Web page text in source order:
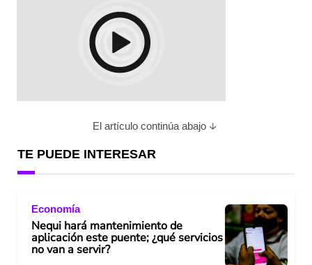
El artículo continúa abajo
TE PUEDE INTERESAR
Economía
Nequi hará mantenimiento de
aplicación este puente; ¿qué servicios
no van a servir?